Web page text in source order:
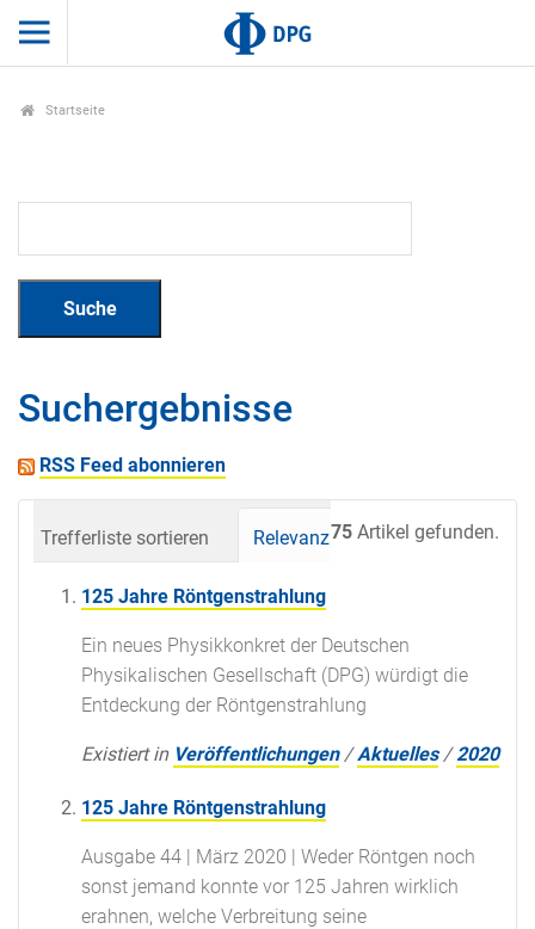
Startseite
Suchergebnisse
RSS Feed abonnieren
75 Artikel gefunden.
Trefferliste sortieren Relevanz Datum
125 Jahre Röntgenstrahlung
Ein neues Physikkonkret der Deutschen
Physikalischen Gesellschaft (DPG) würdigt die
Entdeckung der Röntgenstrahlung
Existiert in Veröffentlichungen /Aktuelles /2020
125 Jahre Röntgenstrahlung
Ausgabe 44 | März 2020 | Weder Röntgen noch
sonst jemand konnte vor 125 Jahren wirklich
erahnen, welche Verbreitung seine